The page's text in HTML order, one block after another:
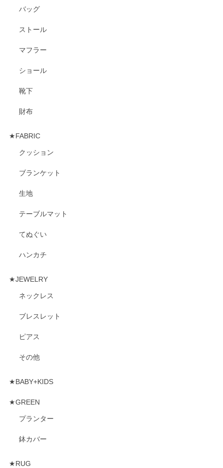
バッグ
ストール
マフラー
ショール
靴下
財布
★FABRIC
クッション
ブランケット
生地
テーブルマット
てぬぐい
ハンカチ
★JEWELRY
ネックレス
ブレスレット
ピアス
その他
★BABY+KIDS
★GREEN
プランター
鉢カバー
★RUG